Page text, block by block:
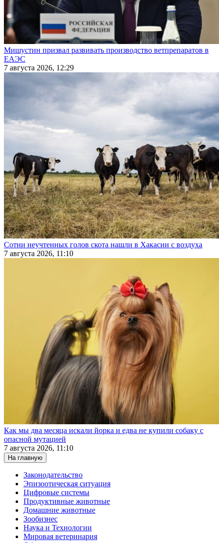
Мишустин призвал развивать производство ветпрепаратов в
ЕАЭС
7 августа 2026, 12:29
Сотни неучтенных голов скота нашли в Хакасии с воздуха
7 августа 2026, 11:10
Как мы два месяца искали йорка и едва не купили собаку с
опасной мутацией
7 августа 2026, 11:10
На главную
Законодательство
Эпизоотическая ситуация
Цифровые системы
Продуктивные животные
Домашние животные
Зообизнес
Наука и Технологии
Мировая ветеринария